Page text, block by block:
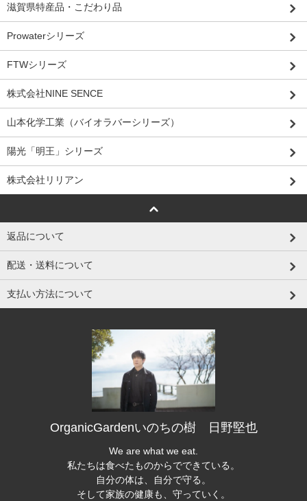
滋賀県特産品・こだわり品
Prowaterシリーズ
FTWシリーズ
株式会社NINE SENCE
山本化学工業（バイオラバーシリーズ）
陽光「明王」シリーズ
株式会社リリアン
返品について
配送・送料について
支払い方法について
OrganicGardenいのちの樹 日野堅也
We are what we eat.
私たちは食べたものからでできている。
自分の体は、自分で守る。
そして家族の健康も、守っていく。